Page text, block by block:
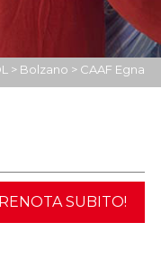
> Bolzano > CAAF Egna
SUBITO!